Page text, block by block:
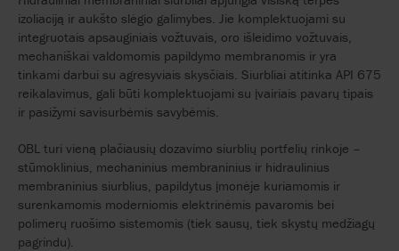
izoliaciją ir aukšto slėgio galimybes. Jie komplektuojami su
integruotais apsauginiais vožtuvais, oro išleidimo vožtuvais,
mechaniškai valdomomis papildymo membranomis ir yra
tinkami darbui su agresyviais skysčiais. Siurbliai atitinka API 675
reikalavimus, gali būti komplektuojami su įvairiais pavarų tipais
ir pasižymi savisurbėmis savybėmis.
OBL turi vieną plačiausių dozavimo siurblių portfelių rinkoje –
stūmoklinius, mechaninius membraninius ir hidraulinius
membraninius siurblius, papildytus įmonėje kuriamomis ir
surenkamomis moderniomis elektrinėmis pavaromis bei
polimerų ruošimo sistemomis (tiek sausų, tiek skystų medžiagų
pagrindu).